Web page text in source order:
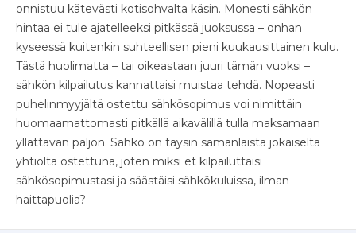
onnistuu kätevästi kotisohvalta käsin. Monesti sähkön
hintaa ei tule ajatelleeksi pitkässä juoksussa – onhan
kyseessä kuitenkin suhteellisen pieni kuukausittainen kulu.
Tästä huolimatta – tai oikeastaan juuri tämän vuoksi –
sähkön kilpailutus kannattaisi muistaa tehdä. Nopeasti
puhelinmyyjältä ostettu sähkösopimus voi nimittäin
huomaamattomasti pitkällä aikavälillä tulla maksamaan
yllättävän paljon. Sähkö on täysin samanlaista jokaiselta
yhtiöltä ostettuna, joten miksi et kilpailuttaisi
sähkösopimustasi ja säästäisi sähkökuluissa, ilman
haittapuolia?